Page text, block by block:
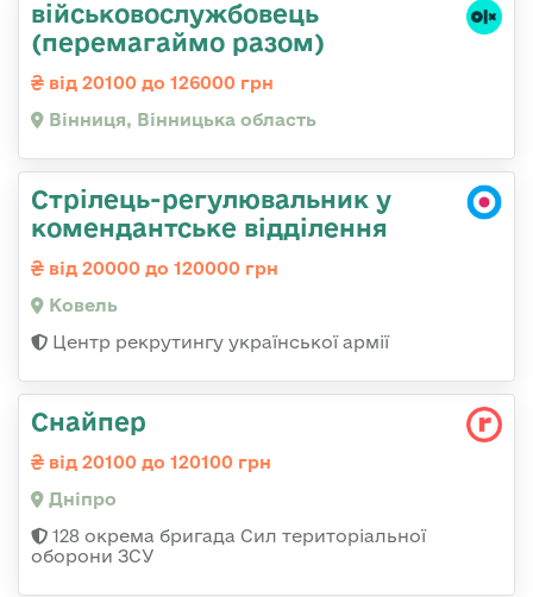
військовослужбовець
(перемагаймо разом)
від 20100 до 126000 грн
Вінниця, Вінницька область
Стрілець-регулювальник у
комендантське відділення
від 20000 до 120000 грн
Ковель
Центр рекрутингу української армії
Снайпер
від 20100 до 120100 грн
Дніпро
128 окрема бригада Сил територіальної
оборони ЗСУ